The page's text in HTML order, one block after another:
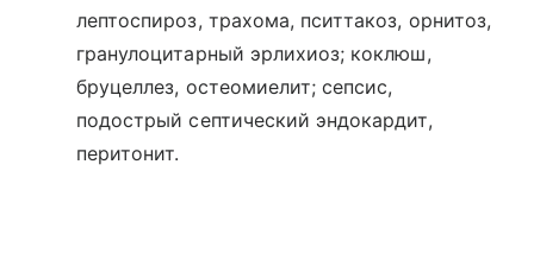
лептоспироз, трахома, пситтакоз, орнитоз,
гранулоцитарный эрлихиоз; коклюш,
бруцеллез, остеомиелит; сепсис,
подострый септический эндокардит,
перитонит.